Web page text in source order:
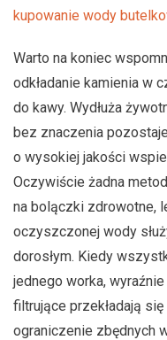
kupowanie wody
Warto na koniec
odkładanie kamienia w
do kawy. Wydłuża
bez znaczenia
o wysokiej jakości
Oczywiście żadna
na bolączki zdrowotne,
oczyszczonej wody
dorosłym. Kiedy
jednego worka,
filtrujące przekładają
ograniczenie zbędnych